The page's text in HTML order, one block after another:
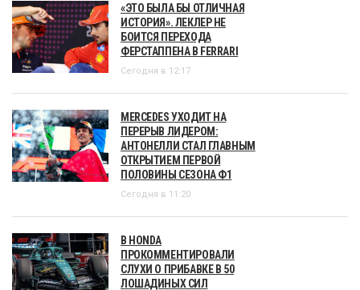
«ЭТО БЫЛА БЫ ОТЛИЧНАЯ
ИСТОРИЯ». ЛЕКЛЕР НЕ
БОИТСЯ ПЕРЕХОДА
ФЕРСТАППЕНА В FERRARI
Сегодня в 12:17
MERCEDES УХОДИТ НА
ПЕРЕРЫВ ЛИДЕРОМ:
АНТОНЕЛЛИ СТАЛ ГЛАВНЫМ
ОТКРЫТИЕМ ПЕРВОЙ
ПОЛОВИНЫ СЕЗОНА Ф1
Сегодня в 11:20
В HONDA
ПРОКОММЕНТИРОВАЛИ
СЛУХИ О ПРИБАВКЕ В 50
ЛОШАДИНЫХ СИЛ